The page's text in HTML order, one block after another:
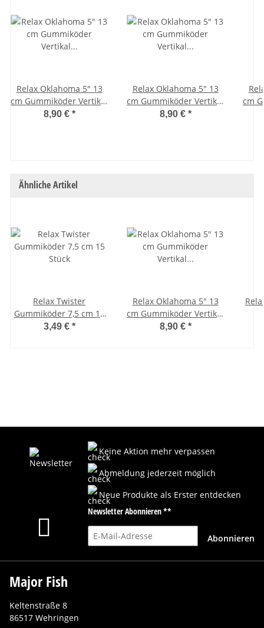
Relax Oklahoma 5" 13
cm Gummiköder Vertikal
Pelagisch V-Tail 10 Stück
8,90 € *
Relax Oklahoma 5" 13
cm Gummiköder Vertikal
Pelagisch V-Tail 10 Stück
8,90 € *
cm
Ähnliche Artikel
Relax Twister
Gummiköder 7,5 cm 15
Stück
3,49 € *
Relax Oklahoma 5" 13
cm Gummiköder Vertikal
Pelagisch V-Tail 10 Stück
8,90 € *
Keine Aktion mehr verpassen
Abmeldung jederzeit möglich
Neue Produkte als Erster entdecken
Newsletter Abonnieren **
E-Mail-Adresse
Abonnieren
Major Fish
Keltenstraße 8
86517 Wehringen